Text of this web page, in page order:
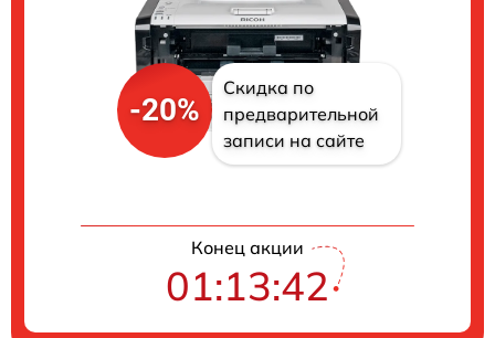
-20%
Скидка по
предварительной
записи на сайте
Конец акции
01:13:42